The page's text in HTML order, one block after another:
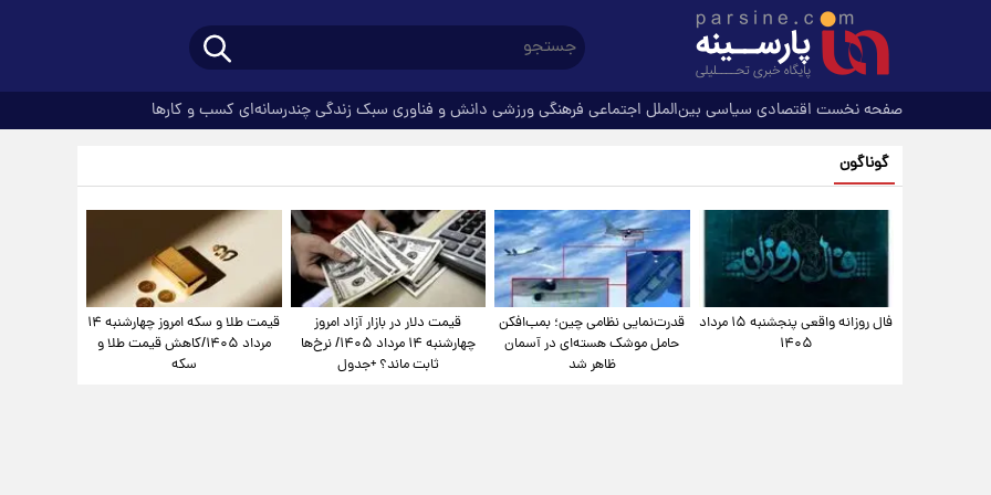
صفحه نخست اقتصادی سیاسی بین‌الملل اجتماعی فرهنگیورزشی دانش و فناوری سبک زندگیچندرسانه‌ای کسب و کارها
گوناگون
فال روزانه واقعی پنجشنبه ۱۵ مرداد
۱۴۰۵
قدرت‌نمایی نظامی چین؛ بمب‌افکن
حامل موشک هسته‌ای در آسمان
ظاهر شد
قیمت دلار در بازار آزاد امروز
چهارشنبه ۱۴ مرداد ۱۴۰۵/ نرخ‌ها
ثابت ماند؟ +جدول
قیمت طلا و سکه امروز چهارشنبه ۱۴
مرداد ۱۴۰۵/کاهش قیمت طلا و
سکه